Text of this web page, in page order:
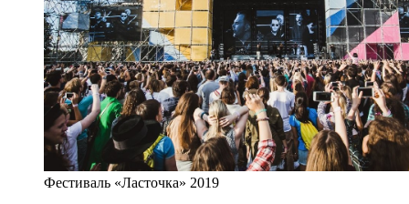
Фестиваль «Ласточка» 2019